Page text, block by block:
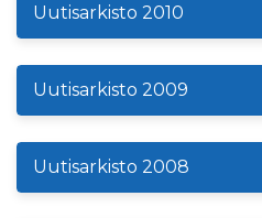
Uutisarkisto 2010
Uutisarkisto 2009
Uutisarkisto 2008